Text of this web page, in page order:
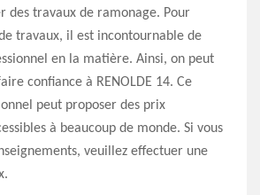
des travaux de ramonage. Pour
travaux, il est incontournable de
en la matière. Ainsi, on peut
confiance à RENOLDE 14. Ce
peut proposer des prix
à beaucoup de monde. Si vous
veuillez effectuer une